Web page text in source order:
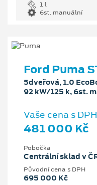
1 l
6st. manuální
Ford Puma
5dveřová, 1.0
92 kW/125 k, 6st.
Vaše cena s DPH
481 000 Kč
Pobočka
Centrální sklad v
Původní cena s DPH
695 000 Kč